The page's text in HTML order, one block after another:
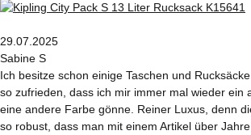
29.07.2025
Sabine S
Ich besitze schon einige Taschen und
so zufrieden, dass ich mir immer mal wieder ein
eine andere Farbe gönne. Reiner Luxus, denn
so robust, dass man mit einem Artikel über